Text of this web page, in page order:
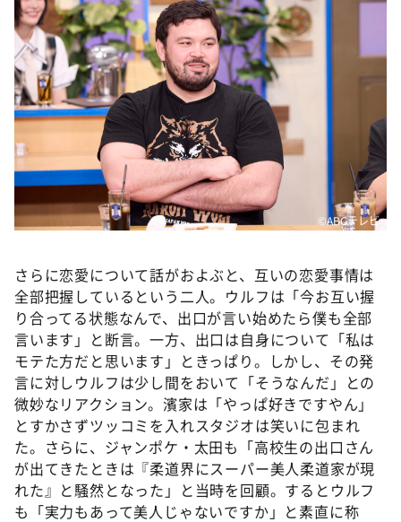
©ABCテレビ
さらに恋愛について話がおよぶと、互いの恋愛事情は
全部把握しているという二人。ウルフは「今お互い握
り合ってる状態なんで、出口が言い始めたら僕も全部
言います」と断言。一方、出口は自身について「私は
モテた方だと思います」ときっぱり。しかし、その発
言に対しウルフは少し間をおいて「そうなんだ」との
微妙なリアクション。濱家は「やっぱ好きですやん」
とすかさずツッコミを入れスタジオは笑いに包まれ
た。さらに、ジャンポケ・太田も「高校生の出口さん
が出てきたときは『柔道界にスーパー美人柔道家が現
れた』と騒然となった」と当時を回顧。するとウルフ
も「実力もあって美人じゃないですか」と素直に称